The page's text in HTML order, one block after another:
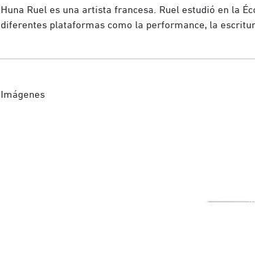
Huna Ruel es una artista francesa. Ruel estudió en la
diferentes plataformas como la performance, la
Imágenes